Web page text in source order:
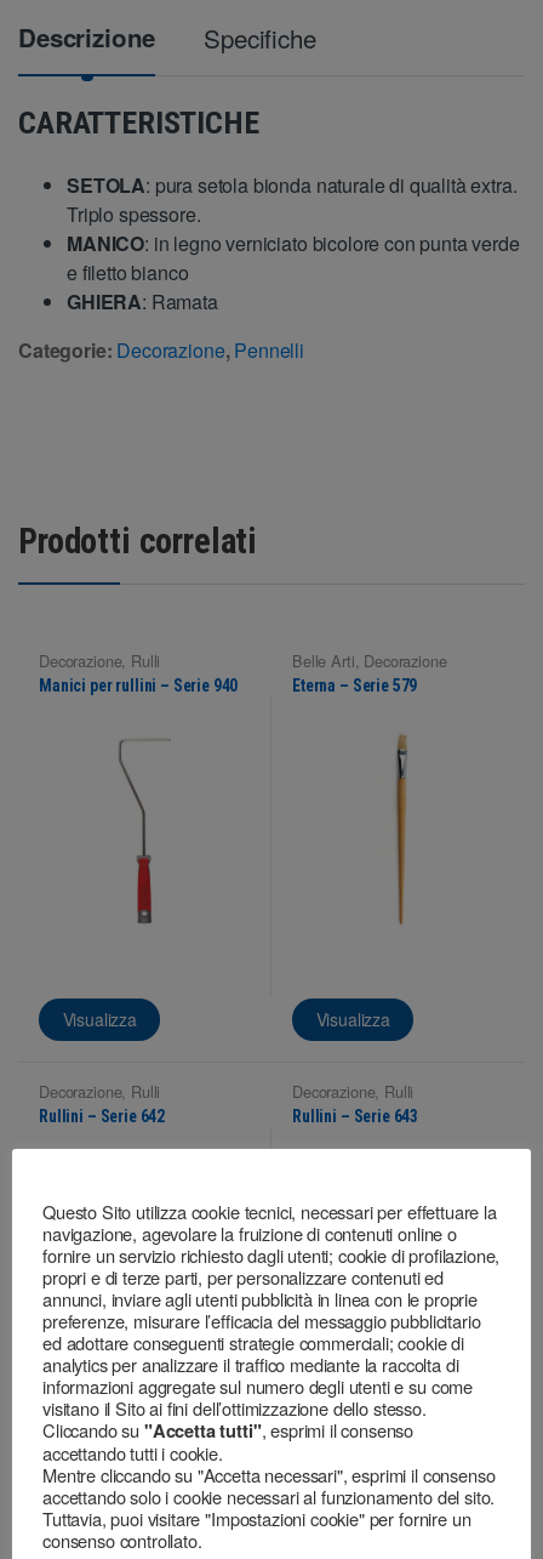
Descrizione Specifiche
CARATTERISTICHE
SETOLA: pura setola bionda naturale di qualità extra.
Triplo spessore.
MANICO: in legno verniciato bicolore con punta verde
e filetto bianco
GHIERA: Ramata
Categorie: Decorazione,Pennelli
Prodotti correlati
Decorazione, Rulli
Manici per rullini – Serie 940
Visualizza
Belle Arti Decorazione
Eterna – Serie 579
Visualizza
Decorazione, Rulli
Rullini – Serie 642
Visualizza
Decorazione, Rulli
Rullini – Serie 643
Belle Arti,Decorazione
Eterna – Serie 582
Questo Sito utilizza cookie tecnici, necessari per effettuare la
navigazione, agevolare la fruizione di contenuti online o
fornire un servizio richiesto dagli utenti; cookie di profilazione,
propri e di terze parti, per personalizzare contenuti ed
annunci, inviare agli utenti pubblicità in linea con le proprie
preferenze, misurare l’efficacia del messaggio pubblicitario
ed adottare conseguenti strategie commerciali; cookie di
analytics per analizzare il traffico mediante la raccolta di
informazioni aggregate sul numero degli utenti e su come
visitano il Sito ai fini dell’ottimizzazione dello stesso.
Cliccando su "Accetta tutti", esprimi il consenso
accettando tutti i cookie.
Mentre cliccando su "Accetta necessari", esprimi il consenso
accettando solo i cookie necessari al funzionamento del sito.
Tuttavia, puoi visitare "Impostazioni cookie" per fornire un
consenso controllato.